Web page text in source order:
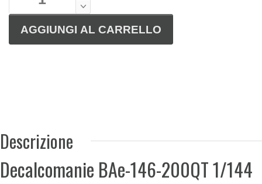
Descrizione
Decalcomanie BAe-146-200QT 1/144